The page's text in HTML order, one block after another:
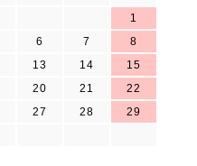
1
6 7
8
13 14
15
20 21
22
27 28
29